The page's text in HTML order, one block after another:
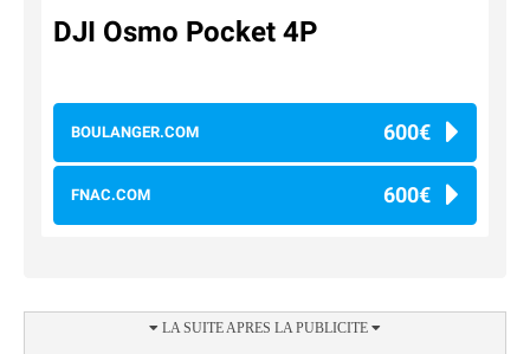
DJI Osmo Pocket 4P
BOULANGER.COM 600€
FNAC.COM 600€